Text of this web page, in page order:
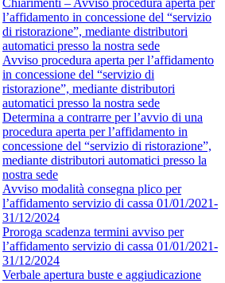
Chiarimenti – Avviso procedura aperta per
l’affidamento in concessione del “servizio
di ristorazione”, mediante distributori
automatici presso la nostra sede
Avviso procedura aperta per l’affidamento
in concessione del “servizio di
ristorazione”, mediante distributori
automatici presso la nostra sede
Determina a contrarre per l’avvio di una
procedura aperta per l’affidamento in
concessione del “servizio di ristorazione”,
mediante distributori automatici presso la
nostra sede
Avviso modalità consegna plico per
l’affidamento servizio di cassa 01/01/2021-
31/12/2024
Proroga scadenza termini avviso per
l’affidamento servizio di cassa 01/01/2021-
31/12/2024
Verbale apertura buste e aggiudicazione